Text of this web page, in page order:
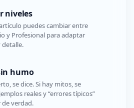
niveles
puedes cambiar entre
y Profesional para adaptar
humo
se dice. Si hay mitos, se
reales y “errores típicos”
de verdad.